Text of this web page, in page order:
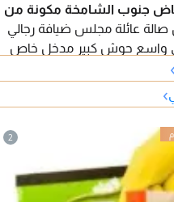
جنوب الشامخة مكونة من
عائلة مجلس ضيافة رجالي
واسع حوش كبير مدخل خاص
›
›
2